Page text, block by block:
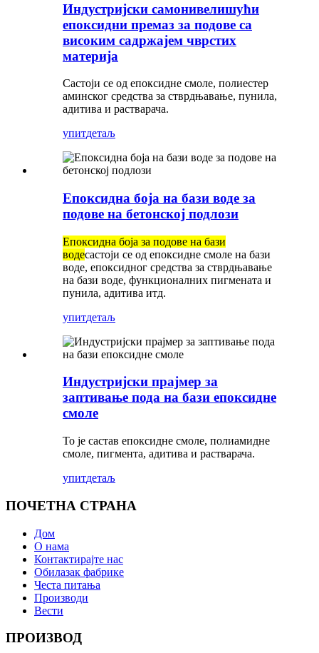
Индустријски самонивелишући
епоксидни премаз за подове са
високим садржајем чврстих
материја
Састоји се од епоксидне смоле, полиестер
аминског средства за стврдњавање, пунила,
адитива и растварача.
упитдетаљ
Епоксидна боја на бази воде за
подове на бетонској подлози
Епоксидна боја за подове на бази
водесастоји се од епоксидне смоле на бази
воде, епоксидног средства за стврдњавање
на бази воде, функционалних пигмената и
пунила, адитива итд.
упитдетаљ
Индустријски прајмер за
заптивање пода на бази епоксидне
смоле
То је састав епоксидне смоле, полиамидне
смоле, пигмента, адитива и растварача.
упитдетаљ
ПОЧЕТНА СТРАНА
Дом
О нама
Контактирајте нас
Обилазак фабрике
Честа питања
Производи
Вести
ПРОИЗВОД